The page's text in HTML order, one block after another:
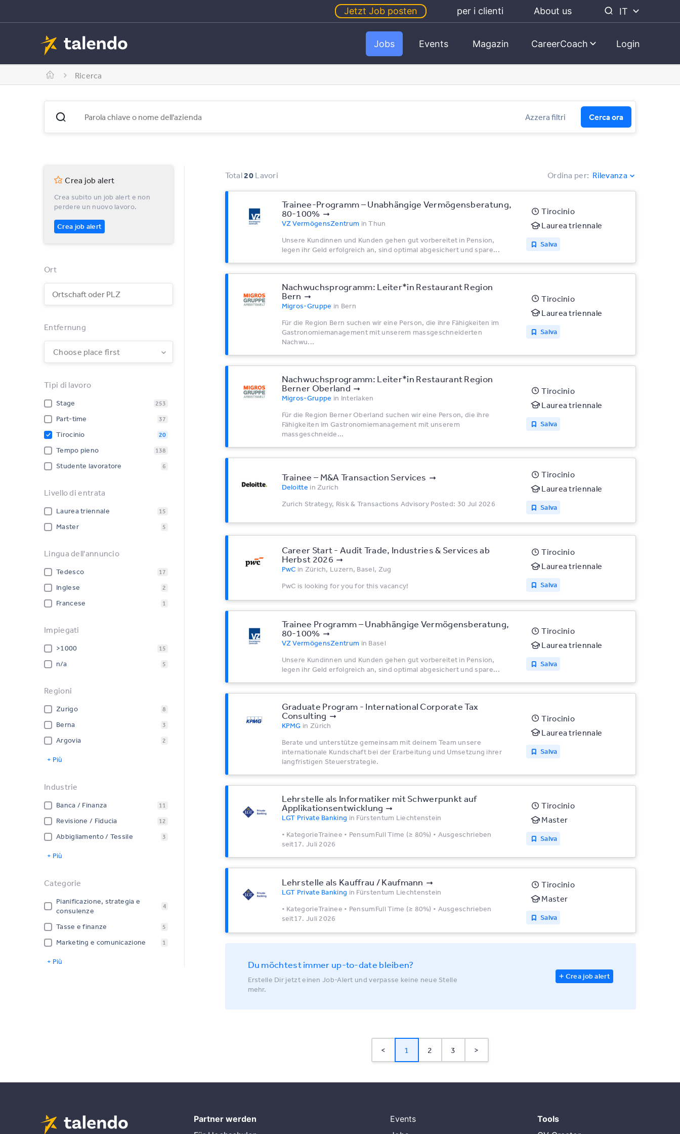
Jetzt Job posten per i clienti About us IT
Jobs Events Magazin CareerCoach Login
Ricerca
Azzera filtri Cerca ora
Crea job alert
Crea subito un job alert e non
perdere un nuovo lavoro.
Crea job alert
Ort
Entfernung
Choose place first
Tipi di lavoro
Stage 253
Part-time 37
Tirocinio 20
Tempo pieno 138
Studente lavoratore 6
Livello di entrata
Laurea triennale 15
Master 5
Lingua dell'annuncio
Tedesco 17
Inglese 2
Francese 1
Impiegati
>1000 15
n/a 5
Regioni
Zurigo 8
Berna 3
Argovia 2
+ Più
Industrie
Banca / Finanza 11
Revisione / Fiducia 12
Abbigliamento / Tessile 3
+ Più
Categorie
Pianificazione, strategia e
consulenze
4
Tasse e finanze 5
Marketing e comunicazione 1
+ Più
Total20 Lavori Ordina per: Rilevanza
Trainee-Programm – Unabhängige Vermögensberatung,
80-100%
VZ VermögensZentrum inThun
Unsere Kundinnen und Kunden gehen gut vorbereitet in Pension,
legen ihr Geld erfolgreich an, sind optimal abgesichert und spare...
Tirocinio
Laurea triennale
Salva
Nachwuchsprogramm: Leiter*​in Restaurant Region
Bern
Migros-Gruppe in Bern
Für die Region Bern suchen wir eine Person, die ihre Fähigkeiten im
Gastronomiemanagement mit unserem massgeschneiderten
Nachwu...
Tirocinio
Laurea triennale
Salva
Nachwuchsprogramm: Leiter*​in Restaurant Region
Berner Oberland
Migros-Gruppe in Interlaken
Für die Region Berner Oberland suchen wir eine Person, die ihre
Fähigkeiten im Gastronomiemanagement mit unserem
massgeschneide...
Tirocinio
Laurea triennale
Salva
Trainee – M&A Transaction Services
Deloitte in Zurich
Zurich Strategy, Risk & Transactions Advisory Posted: 30 Jul 2026
Tirocinio
Laurea triennale
Salva
Career Start - Audit Trade, Industries & Services ab
Herbst 2026
PwC in Zürich, Luzern, Basel, Zug
PwC is looking for you for this vacancy!
Tirocinio
Laurea triennale
Salva
Trainee Programm – Unabhängige Vermögensberatung,
80-100%
VZ VermögensZentrum in Basel
Unsere Kundinnen und Kunden gehen gut vorbereitet in Pension,
legen ihr Geld erfolgreich an, sind optimal abgesichert und spare...
Tirocinio
Laurea triennale
Salva
Graduate Program - International Corporate Tax
Consulting
KPMG in Zürich
Berate und unterstütze gemeinsam mit deinem Team unsere
internationale Kundschaft bei der Erarbeitung und Umsetzung ihrer
langfristigen Steuerstrategie.
Tirocinio
Laurea triennale
Salva
Lehrstelle als Informatiker mit Schwerpunkt auf
Applikationsentwicklung
LGT Private Banking in Fürstentum Liechtenstein
• KategorieTrainee • PensumFull Time (≥ 80%) • Ausgeschrieben
seit17. Juli 2026
Tirocinio
Master
Salva
Lehrstelle als Kauffrau / Kaufmann
LGT Private Banking in Fürstentum Liechtenstein
• KategorieTrainee • PensumFull Time (≥ 80%) • Ausgeschrieben
seit17. Juli 2026
Tirocinio
Master
Salva
Du möchtest immer up-to-date bleiben?
Erstelle Dir jetzt einen Job-Alert und verpasse keine neue Stelle
mehr.
Crea job alert
< 1 2 3 >
Partner werden
Events
Tools